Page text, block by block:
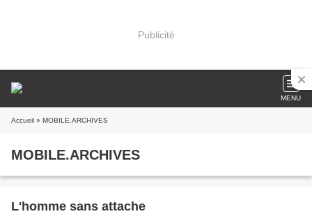
Publicité
MENU
Accueil » MOBILE.ARCHIVES
MOBILE.ARCHIVES
L'homme sans attache